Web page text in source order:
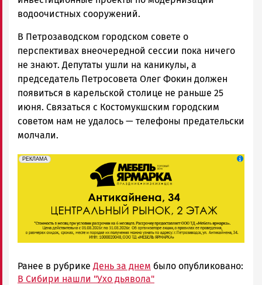
водоочистных сооружений.
В Петрозаводском городском совете о
перспективах внеочередной сессии пока ничего
не знают. Депутаты ушли на каникулы, а
председатель Петросовета Олег Фокин должен
появиться в карельской столице не раньше 25
июня. Связаться с Костомукшским городским
советом нам не удалось — телефоны предательски
молчали.
erid: 2SDnjeFymr3
РЕКЛАМА
Реклама
Ранее в рубрике День за днем было опубликовано:
В Сибири нашли "Ухо дьявола"